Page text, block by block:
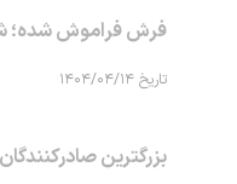
فرش فراموش شده؛
تاریخ ۱۴۰۴/۰۴/۱۴
بزرگترین